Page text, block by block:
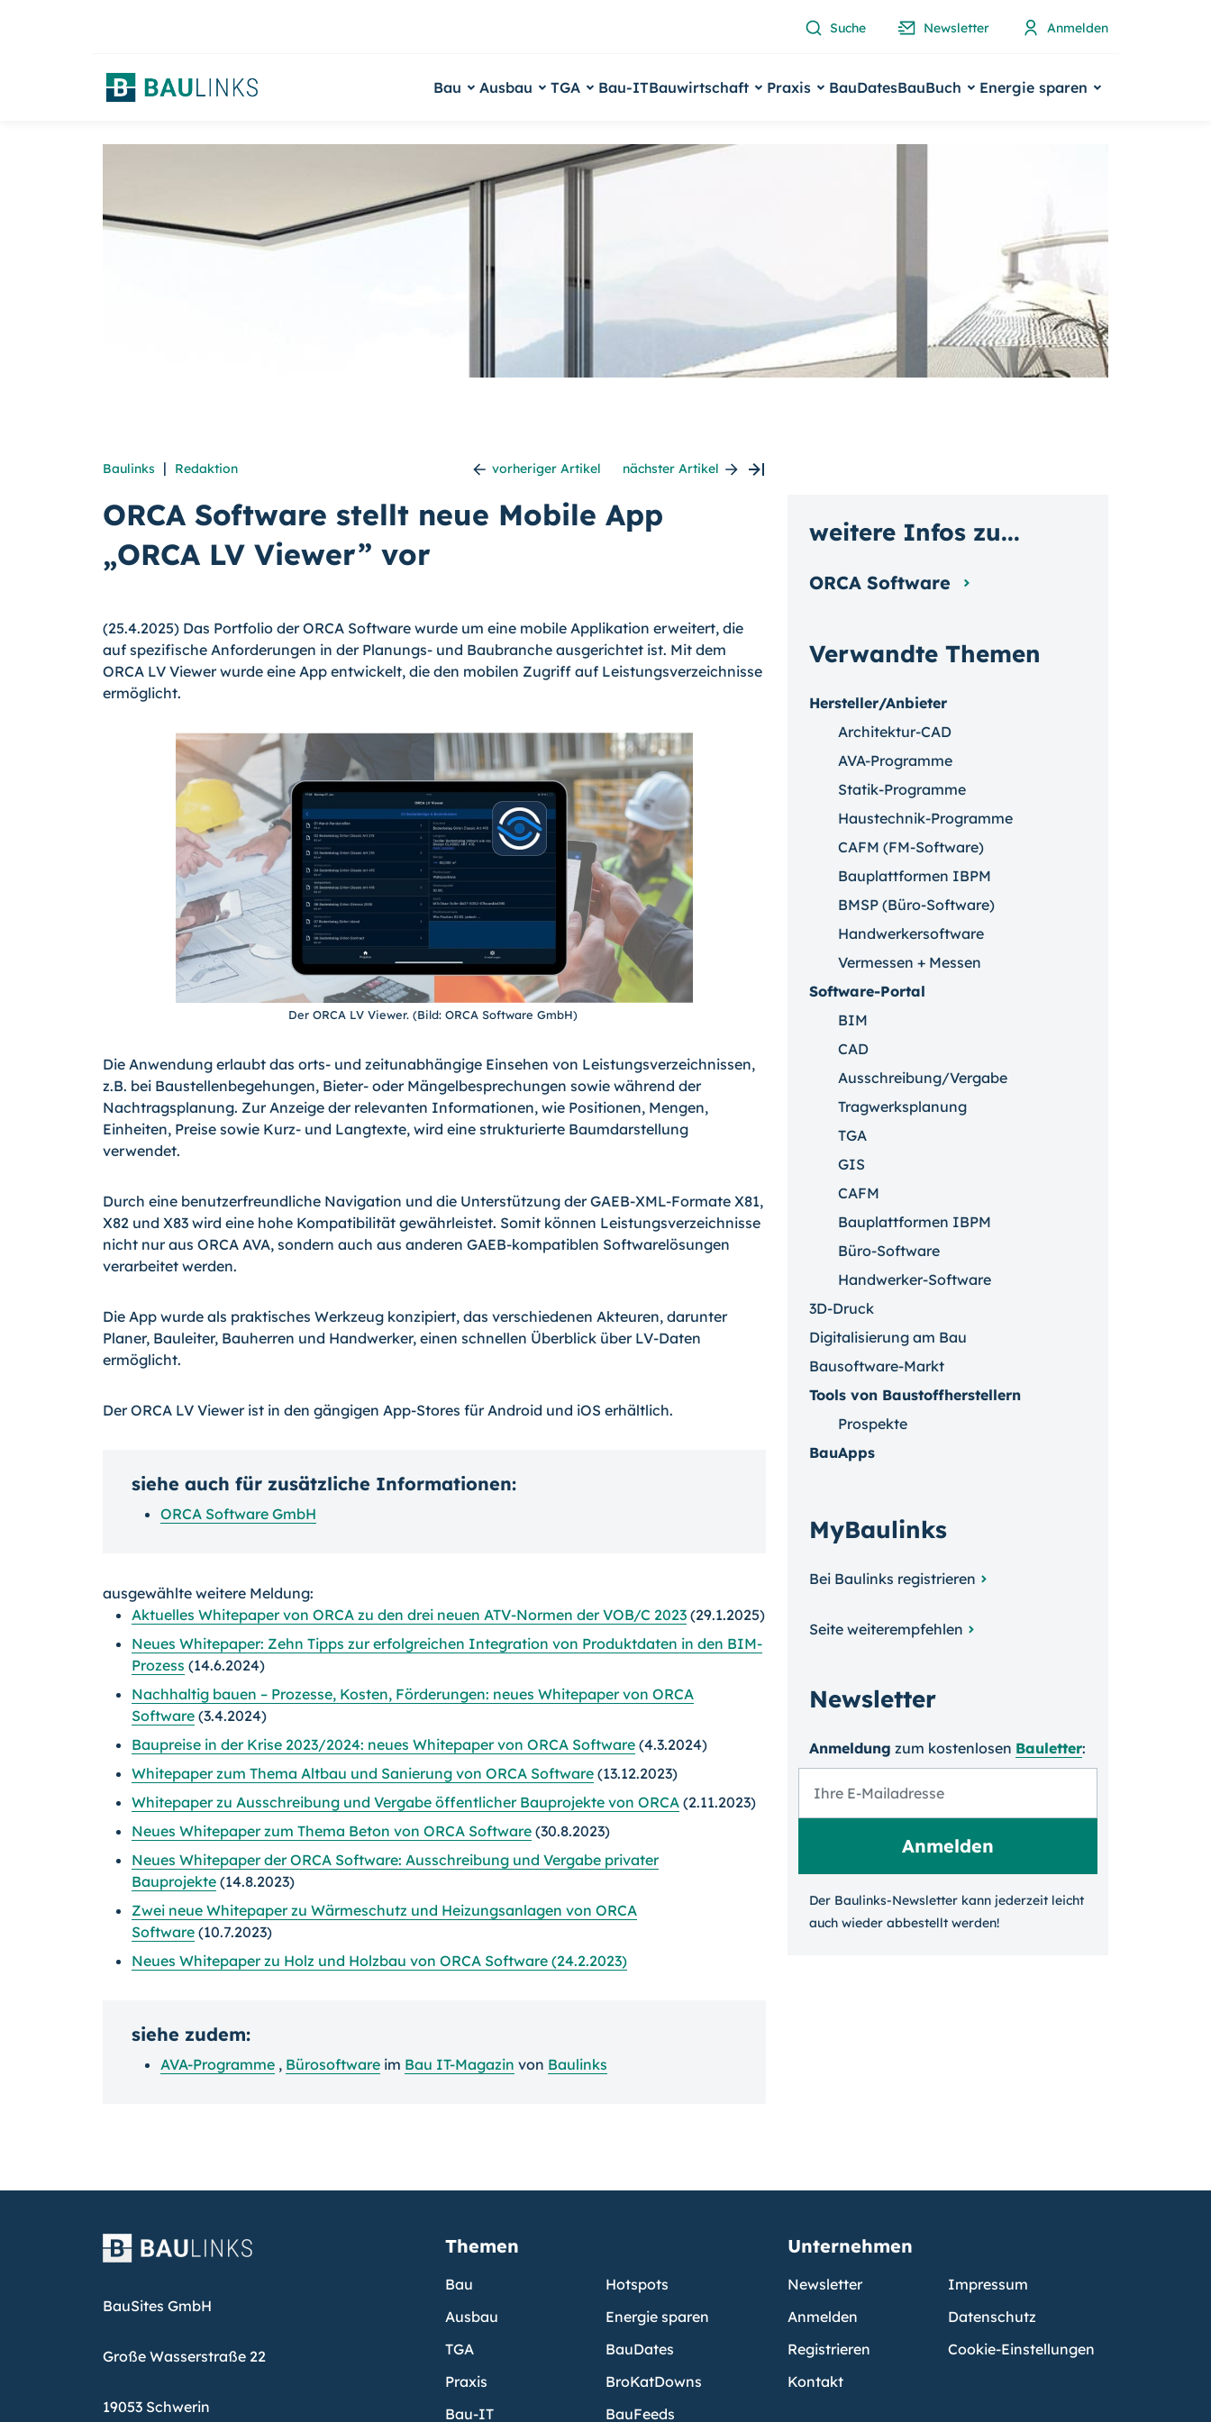
Suche Newsletter Anmelden
Bau Ausbau TGA Bau-ITBauwirtschaft Praxis BauDatesBauBuch Energie sparen
Baulinks | Redaktion vorheriger Artikel nächster Artikel
ORCA Software stellt neue Mobile App
„ORCA LV Viewer” vor
(25.4.2025) Das Portfolio der ORCA Software wurde um eine mobile Applikation erweitert, die
auf spezifische Anforderungen in der Planungs- und Baubranche ausgerichtet ist. Mit dem
ORCA LV Viewer wurde eine App entwickelt, die den mobilen Zugriff auf Leistungsverzeichnisse
ermöglicht.
Der ORCA LV Viewer. (Bild: ORCA Software GmbH)
Die Anwendung erlaubt das orts- und zeitunabhängige Einsehen von Leistungsverzeichnissen,
z.B. bei Baustellenbegehungen, Bieter- oder Mängelbesprechungen sowie während der
Nachtragsplanung. Zur Anzeige der relevanten Informationen, wie Positionen, Mengen,
Einheiten, Preise sowie Kurz- und Langtexte, wird eine strukturierte Baumdarstellung
verwendet.
Durch eine benutzerfreundliche Navigation und die Unterstützung der GAEB-XML-Formate X81,
X82 und X83 wird eine hohe Kompatibilität gewährleistet. Somit können Leistungsverzeichnisse
nicht nur aus ORCA AVA, sondern auch aus anderen GAEB-kompatiblen Softwarelösungen
verarbeitet werden.
Die App wurde als praktisches Werkzeug konzipiert, das verschiedenen Akteuren, darunter
Planer, Bauleiter, Bauherren und Handwerker, einen schnellen Überblick über LV-Daten
ermöglicht.
Der ORCA LV Viewer ist in den gängigen App-Stores für Android und iOS erhältlich.
siehe auch für zusätzliche Informationen:
ORCA Software GmbH
ausgewählte weitere Meldung:
Aktuelles Whitepaper von ORCA zu den drei neuen ATV-Normen der VOB/C 2023 (29.1.2025)
Neues Whitepaper: Zehn Tipps zur erfolgreichen Integration von Produktdaten in den BIM-
Prozess (14.6.2024)
Nachhaltig bauen – Prozesse, Kosten, Förderungen: neues Whitepaper von ORCA
Software (3.4.2024)
Baupreise in der Krise 2023/2024: neues Whitepaper von ORCA Software (4.3.2024)
Whitepaper zum Thema Altbau und Sanierung von ORCA Software (13.12.2023)
Whitepaper zu Ausschreibung und Vergabe öffentlicher Bauprojekte von ORCA (2.11.2023)
Neues Whitepaper zum Thema Beton von ORCA Software (30.8.2023)
Neues Whitepaper der ORCA Software: Ausschreibung und Vergabe privater
Bauprojekte (14.8.2023)
Zwei neue Whitepaper zu Wärmeschutz und Heizungsanlagen von ORCA
Software (10.7.2023)
Neues Whitepaper zu Holz und Holzbau von ORCA Software (24.2.2023)
siehe zudem:
AVA-Programme , Bürosoftware im Bau IT-Magazin von Baulinks
Verwandte Themen
Hersteller/Anbieter
Architektur-CAD
AVA-Programme
Statik-Programme
Haustechnik-Programme
CAFM (FM-Software)
Bauplattformen IBPM
BMSP (Büro-Software)
Handwerkersoftware
Vermessen + Messen
Software-Portal
BIM
CAD
Ausschreibung/Vergabe
Tragwerksplanung
TGA
GIS
CAFM
Bauplattformen IBPM
Büro-Software
Handwerker-Software
3D-Druck
Digitalisierung am Bau
Bausoftware-Markt
Tools von Baustoffherstellern
Prospekte
BauApps
MyBaulinks
Bei Baulinks registrieren
Seite weiterempfehlen
Newsletter
Anmeldung zum kosten­losen Bauletter:
Der Baulinks-Newsletter kann jeder­zeit leicht
auch wieder ab­bestellt werden!
weitere Infos zu...
ORCA Software
BauSites GmbH
Große Wasserstraße 22
19053 Schwerin
Themen
Bau
Ausbau
TGA
Praxis
Bau-IT
Hotspots
Energie sparen
BauDates
BroKatDowns
BauFeeds
Unternehmen
Newsletter
Anmelden
Registrieren
Kontakt
Impressum
Datenschutz
Cookie-Einstellungen